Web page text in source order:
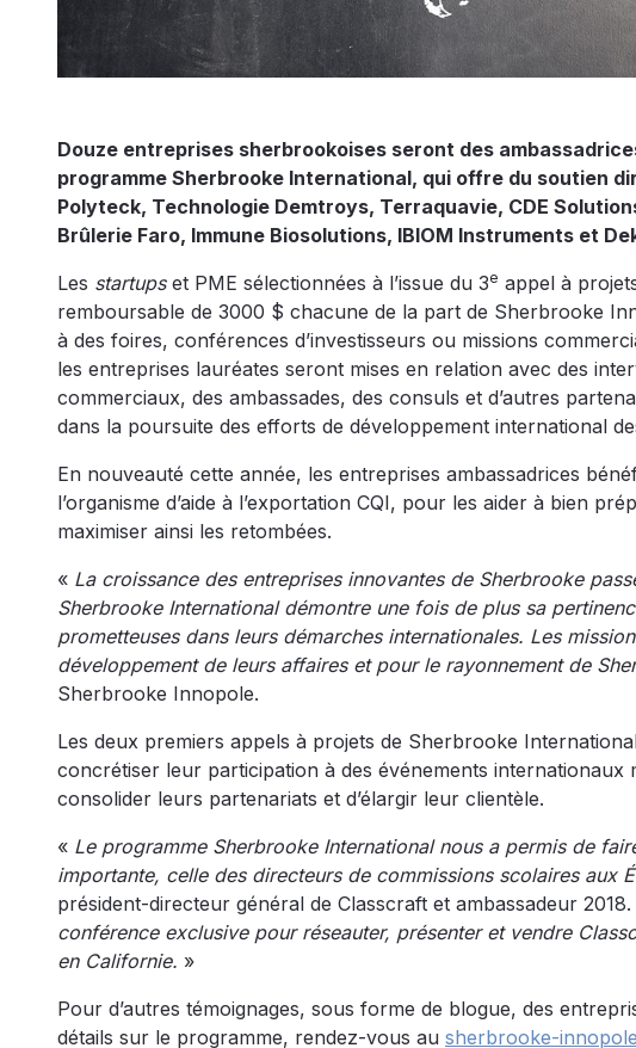
Douze entreprises sherbrookoises seront des
programme Sherbrooke International, qui offre du soutien
Polyteck, Technologie Demtroys, Terraquavie, CDE
Brûlerie Faro, Immune Biosolutions, IBIOM Instruments et
Les startupset PME sélectionnées à l’issue du 3e appel à
remboursable de 3000 $ chacune de la part de Sherbrooke
à des foires, conférences d’investisseurs ou missions
les entreprises lauréates seront mises en relation avec des
commerciaux, des ambassades, des consuls et d’autres
dans la poursuite des efforts de développement international
En nouveauté cette année, les entreprises ambassadrices
l’organisme d’aide à l’exportation CQI, pour les aider à bien
maximiser ainsi les retombées.
« La croissance des entreprises innovantes de Sherbrooke
Sherbrooke International démontre une fois de plus sa
prometteuses dans leurs démarches internationales. Les
développement de leurs affaires et pour le rayonnement de
Sherbrooke Innopole.
Les deux premiers appels à projets de Sherbrooke
concrétiser leur participation à des événements
consolider leurs partenariats et d’élargir leur clientèle.
« Le programme Sherbrooke International nous a permis de
importante, celle des directeurs de commissions scolaires aux
président-directeur général de Classcraft et ambassadeur 2018.
conférence exclusive pour réseauter, présenter et vendre
en Californie. »
Pour d’autres témoignages, sous forme de blogue, des
détails sur le programme, rendez-vous au sherbrooke-